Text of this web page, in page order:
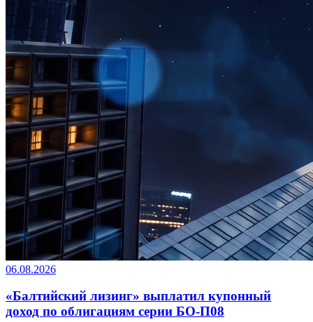
06.08.2026
«Балтийский лизинг» выплатил купонный
доход по облигациям серии БО-П08